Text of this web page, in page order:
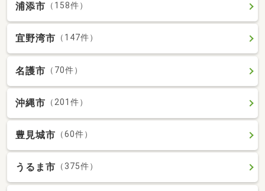
浦添市 （158件）
宜野湾市 （147件）
名護市 （70件）
沖縄市 （201件）
豊見城市 （60件）
うるま市 （375件）